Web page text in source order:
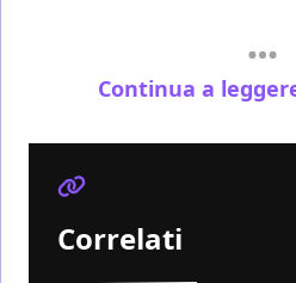
Continua a
Correlati